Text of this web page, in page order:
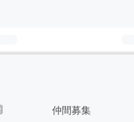
仲間募集